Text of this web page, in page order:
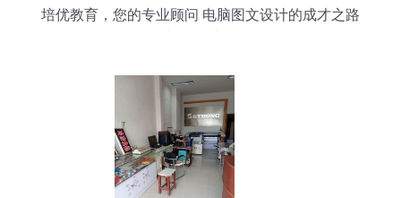
培优教育，您的专业顾问 电脑图文设计的成才之路